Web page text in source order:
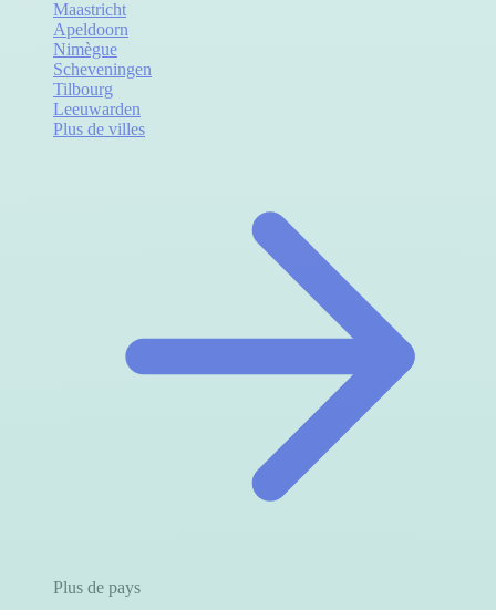
Maastricht
Apeldoorn
Nimègue
Scheveningen
Tilbourg
Leeuwarden
Plus de villes
Plus de pays